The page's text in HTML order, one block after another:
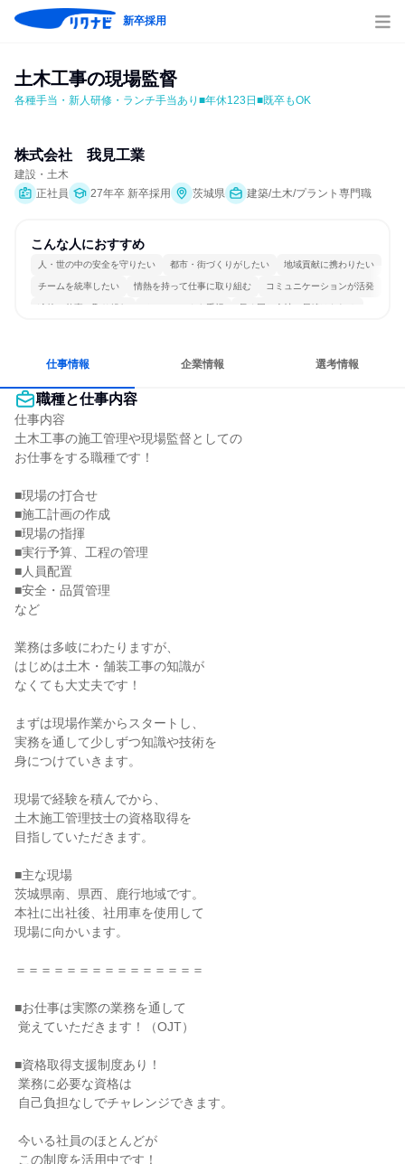
新卒採用
土木工事の現場監督
各種手当・新人研修・ランチ手当あり■年休123日■既卒もOK
株式会社　我見工業
建設・土木
正社員
27年卒 新卒採用 茨城県 建築/土木/プラント専門職
こんな人におすすめ
人・世の中の安全を守りたい 都市・街づくりがしたい 地域貢献に携わりたい
チームを統率したい 情熱を持って仕事に取り組む コミュニケーションが活発
冷静に仕事に取り組む チームワークを重視 長く同じ会社に居続けられる
仕事情報 企業情報 選考情報
職種と仕事内容
仕事内容
土木工事の施工管理や現場監督としての
お仕事をする職種です！
■現場の打合せ
■施工計画の作成
■現場の指揮
■実行予算、工程の管理
■人員配置
■安全・品質管理
など
業務は多岐にわたりますが、
はじめは土木・舗装工事の知識が
なくても大丈夫です！
まずは現場作業からスタートし、
実務を通して少しずつ知識や技術を
身につけていきます。
現場で経験を積んでから、
土木施工管理技士の資格取得を
目指していただきます。
■主な現場
茨城県南、県西、鹿行地域です。
本社に出社後、社用車を使用して
現場に向かいます。
＝＝＝＝＝＝＝＝＝＝＝＝＝＝＝
■お仕事は実際の業務を通して
■資格取得支援制度あり！